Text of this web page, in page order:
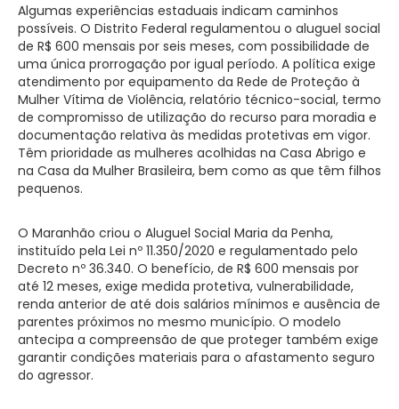
Algumas experiências estaduais indicam caminhos
possíveis. O Distrito Federal regulamentou o aluguel social
de R$ 600 mensais por seis meses, com possibilidade de
uma única prorrogação por igual período. A política exige
atendimento por equipamento da Rede de Proteção à
Mulher Vítima de Violência, relatório técnico-social, termo
de compromisso de utilização do recurso para moradia e
documentação relativa às medidas protetivas em vigor.
Têm prioridade as mulheres acolhidas na Casa Abrigo e
na Casa da Mulher Brasileira, bem como as que têm filhos
pequenos.
O Maranhão criou o Aluguel Social Maria da Penha,
instituído pela Lei nº 11.350/2020 e regulamentado pelo
Decreto nº 36.340. O benefício, de R$ 600 mensais por
até 12 meses, exige medida protetiva, vulnerabilidade,
renda anterior de até dois salários mínimos e ausência de
parentes próximos no mesmo município. O modelo
antecipa a compreensão de que proteger também exige
garantir condições materiais para o afastamento seguro
do agressor.